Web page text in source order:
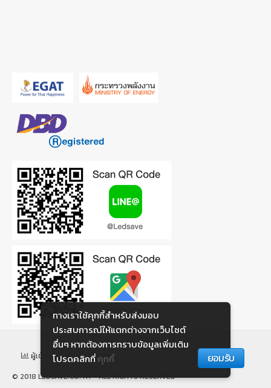
ผู้เข้าชมเว็บไซต์: 1763799
© 2018 LEDSAVE.CO.TH - ALL RIGHTS RESERVED
ทางเราใช้คุกกี้สําหรับส่งมอบ
ประสบการณ์ให้แตกต่างจากเว็บไซต์
อื่นๆ หากต้องการทราบข้อมูลเพิ่มเติม
โปรดคลิกที่คุกกี้ ยอมรับ